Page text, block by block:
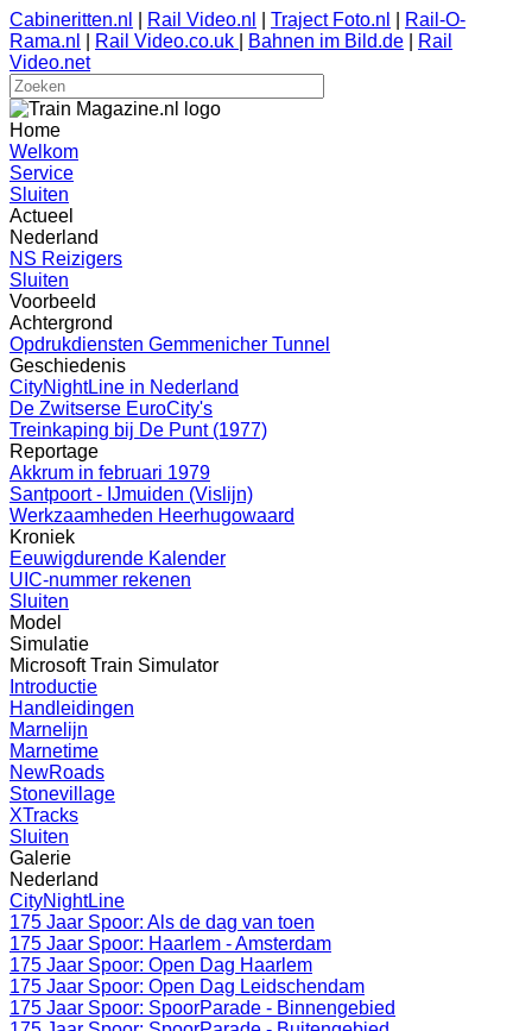
Cabineritten.nl Rail Video.nl Traject Foto.nl
Rail-O-
Rama.nl
Rail Video.co.uk Bahnen im Bild.de
Rail
Video.net
Home
Welkom
Service
Sluiten
Actueel
Nederland
NS Reizigers
Sluiten
Voorbeeld
Achtergrond
Opdrukdiensten Gemmenicher Tunnel
Geschiedenis
CityNightLine in Nederland
De Zwitserse EuroCity's
Treinkaping bij De Punt (1977)
Reportage
Akkrum in februari 1979
Santpoort - IJmuiden (Vislijn)
Werkzaamheden Heerhugowaard
Kroniek
Eeuwigdurende Kalender
UIC-nummer rekenen
Sluiten
Model
Simulatie
Microsoft Train Simulator
Introductie
Handleidingen
Marnelijn
Marnetime
NewRoads
Stonevillage
XTracks
Sluiten
Galerie
Nederland
CityNightLine
175 Jaar Spoor: Als de dag van toen
175 Jaar Spoor: Haarlem - Amsterdam
175 Jaar Spoor: Open Dag Haarlem
175 Jaar Spoor: Open Dag Leidschendam
175 Jaar Spoor: SpoorParade - Binnengebied